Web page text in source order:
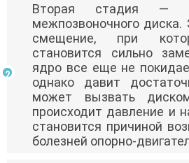
Вторая стадия —
межпозвоночного диска.
смещение, при
становится сильно
ядро все еще не
однако давит
может вызвать
происходит давление и
становится причиной
болезней опорно-